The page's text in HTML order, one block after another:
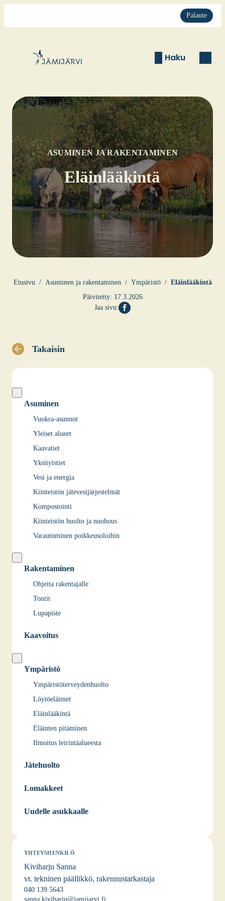
Palaute
Haku
ASUMINEN JA RAKENTAMINEN
Eläin­lää­kin­tä
Etusi­vu Asu­mi­nen ja raken­ta­mi­nen Ympä­ris­tö
Eläin­lää­kin­tä
Päivitetty: 17.3.2026
Jaa sivu:
Takaisin
Asuminen
Vuokra-asunnot
Yleiset alueet
Kaavatiet
Yksityistiet
Vesi ja energia
Kiinteistön jätevesijärjestelmät
Kompostointi
Kiinteistön huolto ja nuohous
Varautuminen poikkeusoloihin
Rakentaminen
Ohjeita rakentajalle
Tontit
Lupapiste
Kaavoitus
Ympäristö
Ympäristöterveydenhuolto
Löytöeläimet
Eläinlääkintä
Eläinten pitäminen
Ilmoitus leirintäalueesta
Jätehuolto
Lomakkeet
Uudelle asukkaalle
YHTEYSHENKILÖ
Kiviharju Sanna
vt. tekninen päällikkö, rakennustarkastaja
040 139 5643
sanna.kiviharju@jamijarvi.fi